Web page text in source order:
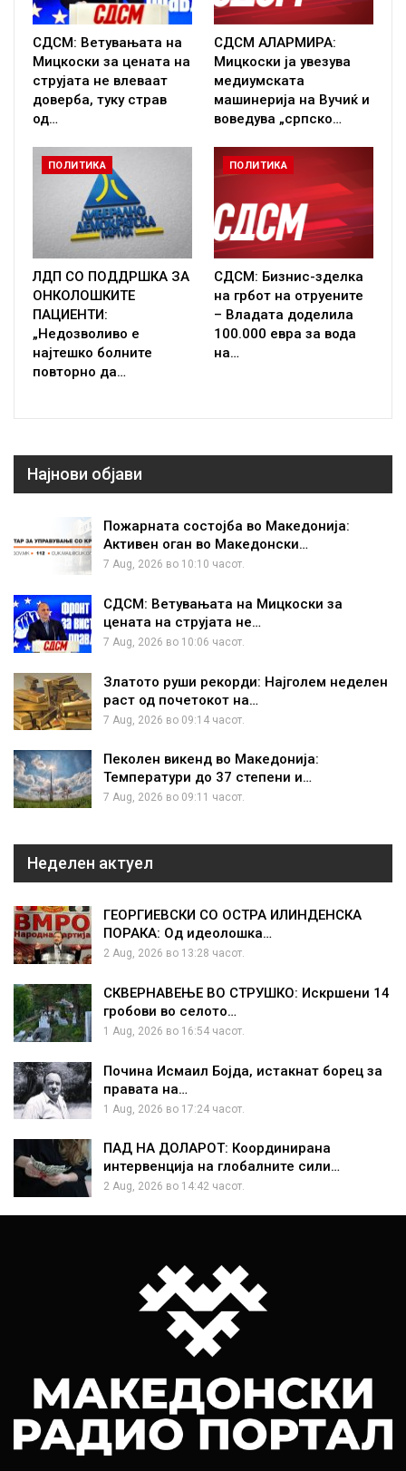
СДСМ: Ветувањата на
Мицкоски за цената на
струјата не влеваат
доверба, туку страв
од…
СДСМ АЛАРМИРА:
Мицкоски ја увезува
медиумската
машинерија на Вучиќ и
воведува „српско…
ПОЛИТИКА
ЛДП СО ПОДДРШКА ЗА
ОНКОЛОШКИТЕ
ПАЦИЕНТИ:
„Недозволиво е
најтешко болните
повторно да…
ПОЛИТИКА
СДСМ: Бизнис-зделка
на грбот на отруените
– Владата доделила
100.000 евра за вода
на…
Најнови објави
Пожарната состојба во Македонија:
Активен оган во Македонски…
7 Aug, 2026 во 10:10 часот.
СДСМ: Ветувањата на Мицкоски за
цената на струјата не…
7 Aug, 2026 во 10:06 часот.
Златото руши рекорди: Најголем неделен
раст од почетокот на…
7 Aug, 2026 во 09:14 часот.
Пеколен викенд во Македонија:
Температури до 37 степени и…
7 Aug, 2026 во 09:11 часот.
Неделен актуел
ГЕОРГИЕВСКИ СО ОСТРА ИЛИНДЕНСКА
ПОРАКА: Од идеолошка…
2 Aug, 2026 во 13:28 часот.
СКВЕРНАВЕЊЕ ВО СТРУШКО: Искршени 14
гробови во селото…
1 Aug, 2026 во 16:54 часот.
Почина Исмаил Бојда, истакнат борец за
правата на…
1 Aug, 2026 во 17:24 часот.
ПАД НА ДОЛАРОТ: Координирана
интервенција на глобалните сили…
2 Aug, 2026 во 14:42 часот.